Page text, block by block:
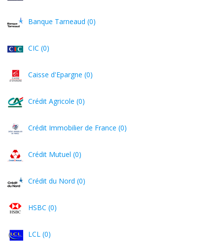
Banque Tarneaud (0)
CIC (0)
Caisse d'Epargne (0)
Crédit Agricole (0)
Crédit Immobilier de France (0)
Crédit Mutuel (0)
Crédit du Nord (0)
HSBC (0)
LCL (0)